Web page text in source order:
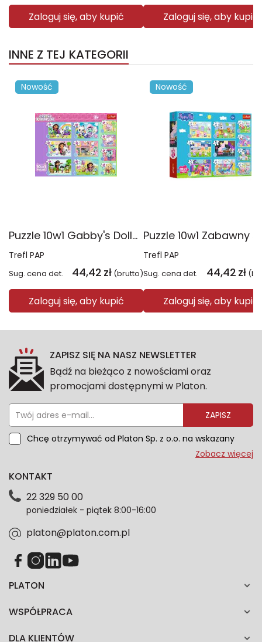
Zaloguj się, aby kupić Zaloguj się, aby kupić
INNE Z TEJ KATEGORII
Nowość
Puzzle 10w1 Gabby's Dollhouse Gabby i jej świat 96014
Trefl PAP
Sug. cena det. 44,42 zł (brutto)
Zaloguj się, aby kupić
Nowość
Trefl PAP
Sug. cena det. 44,42 zł
Zaloguj się, aby kupić
ZAPISZ SIĘ NA NASZ NEWSLETTER
Bądź na bieżąco z nowościami oraz
promocjami dostępnymi w Platon.
ZAPISZ
Chcę otrzymywać od Platon Sp. z o.o. na wskazany
przeze mnie adres e-mail informacje marketingowe
dotyczące danych osobowych znajdziesz w naszej
każdym czasie. Wycofanie zgody nie wpłynie na
zgodność z prawem przetwarzania dokonanego przed
Zobacz więcej
PLATON
WSPÓŁPRACA
DLA KLIENTÓW
KONTAKT
22 329 50 00
poniedziałek - piątek 8:00-16:00
platon@platon.com.pl